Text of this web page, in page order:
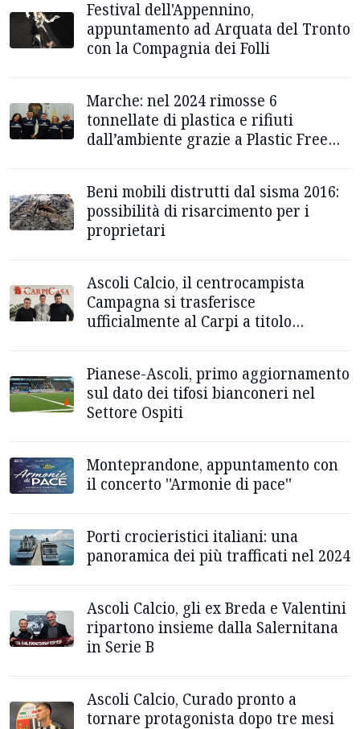
Festival dell'Appennino,
appuntamento ad Arquata del Tronto
con la Compagnia dei Folli
Marche: nel 2024 rimosse 6
tonnellate di plastica e rifiuti
dall’ambiente grazie a Plastic Free
Beni mobili distrutti dal sisma 2016:
possibilità di risarcimento per i
proprietari
Ascoli Calcio, il centrocampista
Campagna si trasferisce
ufficialmente al Carpi a titolo
Pianese-Ascoli, primo aggiornamento
sul dato dei tifosi bianconeri nel
Settore Ospiti
Monteprandone, appuntamento con
il concerto ''Armonie di pace''
Porti crocieristici italiani: una
panoramica dei più trafficati nel 2024
Ascoli Calcio, gli ex Breda e Valentini
ripartono insieme dalla Salernitana
in Serie B
Ascoli Calcio, Curado pronto a
tornare protagonista dopo tre mesi